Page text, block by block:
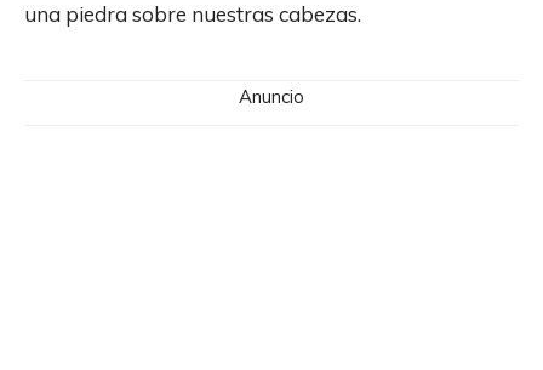
una piedra sobre nuestras cabezas.
Anuncio